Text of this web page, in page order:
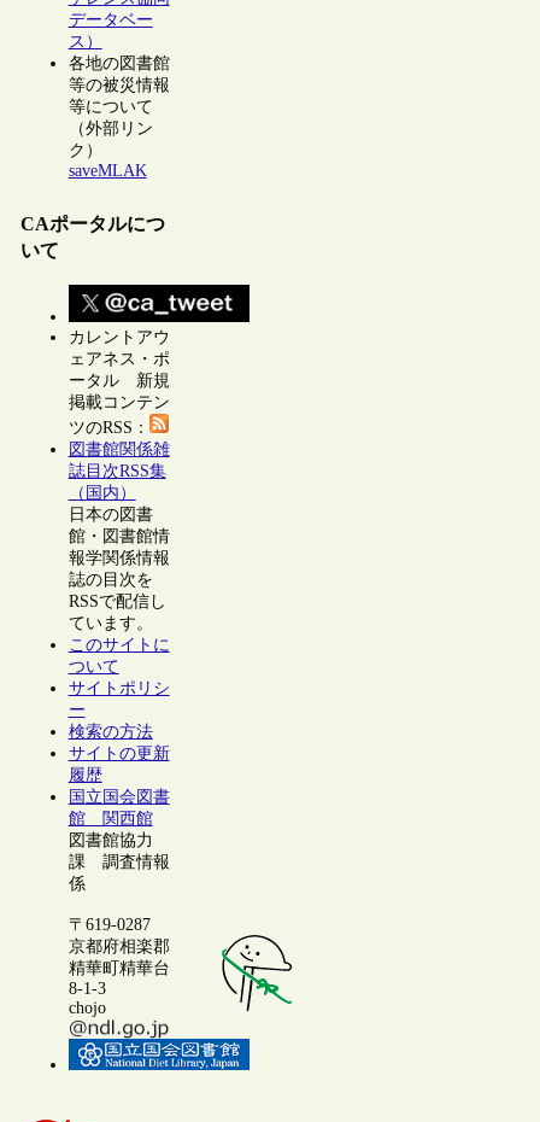
データベー
ス）
各地の図書館
等の被災情報
等について
（外部リン
ク）
saveMLAK
CAポータルにつ
いて
カレントアウ
ェアネス・ポ
ータル 新規
掲載コンテン
ツのRSS：
図書館関係雑
誌目次RSS集
（国内）
日本の図書
館・図書館情
報学関係情報
誌の目次を
RSSで配信し
ています。
このサイトに
ついて
サイトポリシ
ー
検索の方法
サイトの更新
履歴
国立国会図書
館 関西館
図書館協力
課 調査情報
係
〒619-0287
京都府相楽郡
精華町精華台
8-1-3
chojo